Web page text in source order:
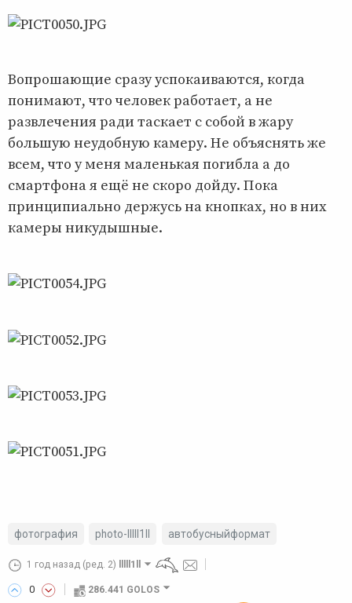
Вопрошающие сразу успокаиваются, когда
понимают, что человек работает, а не
развлечения ради таскает с собой в жару
большую неудобную камеру. Не объяснять же
всем, что у меня маленькая погибла а до
смартфона я ещё не скоро дойду. Пока
принципиально держусь на кнопках, но в них
камеры никудышные.
фотография photo-lllll1ll автобусныйформат
1 год назад (ред. 2) lllll1ll
0 286.441 GOLOS